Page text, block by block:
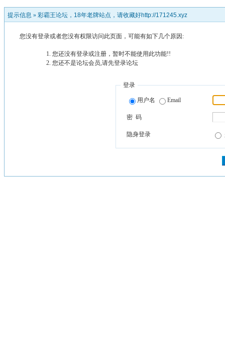
提示信息 » 彩霸王论坛，18年老牌站点，请收藏好http://171245.xyz
您没有登录或者您没有权限访问此页面，可能有如下几个原因:
您还没有登录或注册，暂时不能使用此功能!!
您还不是论坛会员,请先登录论坛
登录
用户名 Email
密 码
隐身登录